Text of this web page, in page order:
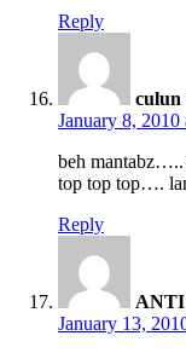
Reply
culun
January 8, 2010
beh
top top top….
Reply
January 13,